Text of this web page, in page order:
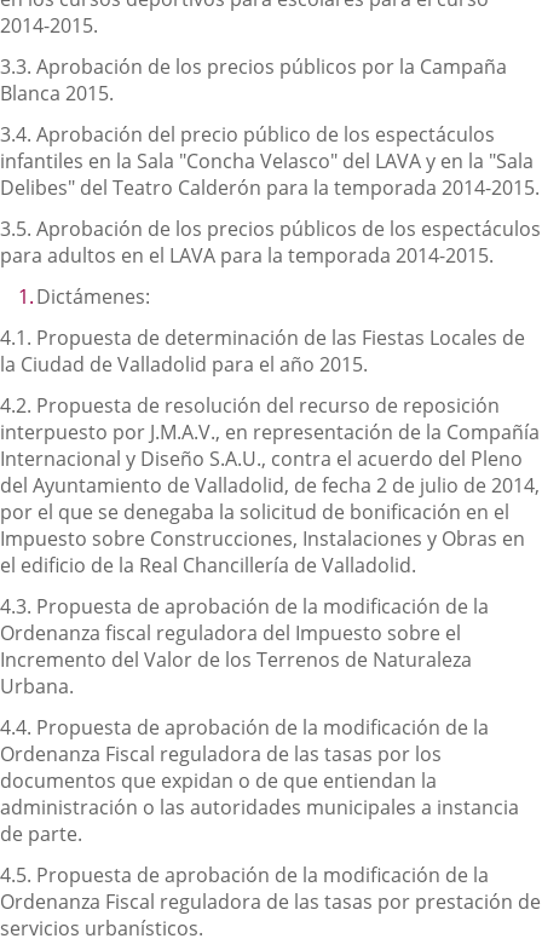
2014-2015.
3.3. Aprobación de los precios públicos por la Campaña
Blanca 2015.
3.4. Aprobación del precio público de los espectáculos
infantiles en la Sala "Concha Velasco" del LAVA y en la "Sala
Delibes" del Teatro Calderón para la temporada 2014-2015.
3.5. Aprobación de los precios públicos de los espectáculos
para adultos en el LAVA para la temporada 2014-2015.
Dictámenes:
4.1. Propuesta de determinación de las Fiestas Locales de
la Ciudad de Valladolid para el año 2015.
4.2. Propuesta de resolución del recurso de reposición
interpuesto por J.M.A.V., en representación de la Compañía
Internacional y Diseño S.A.U., contra el acuerdo del Pleno
del Ayuntamiento de Valladolid, de fecha 2 de julio de 2014,
por el que se denegaba la solicitud de bonificación en el
Impuesto sobre Construcciones, Instalaciones y Obras en
el edificio de la Real Chancillería de Valladolid.
4.3. Propuesta de aprobación de la modificación de la
Ordenanza fiscal reguladora del Impuesto sobre el
Incremento del Valor de los Terrenos de Naturaleza
Urbana.
4.4. Propuesta de aprobación de la modificación de la
Ordenanza Fiscal reguladora de las tasas por los
documentos que expidan o de que entiendan la
administración o las autoridades municipales a instancia
de parte.
4.5. Propuesta de aprobación de la modificación de la
Ordenanza Fiscal reguladora de las tasas por prestación de
servicios urbanísticos.